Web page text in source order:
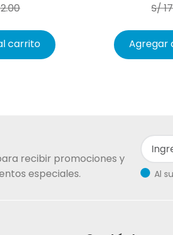
.00
carrito
S/
Agregar
recibir promociones y
especiales.
Al